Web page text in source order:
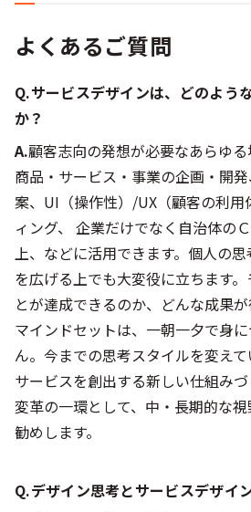
よくあるご質問
Q.サービスデザインは、どのよう
か？
A.顧客志向の発想が必要なあらゆる
商品・サービス・事業の企画・開
案、UI（操作性）/UX（顧客の利用
ィング、 企業だけでなく自治体の
上、などに活用できます。個人の
を広げる上でも大変役に立ちます
とが達成できるのか、どんな成果
マインドセットは、一朝一夕で身
ん。今までの思考スタイルを変えて
サービスを創出する新しい仕組み
変革の一環として、中・長期的な
勧めします。
Q.デザイン思考とサービスデザイ